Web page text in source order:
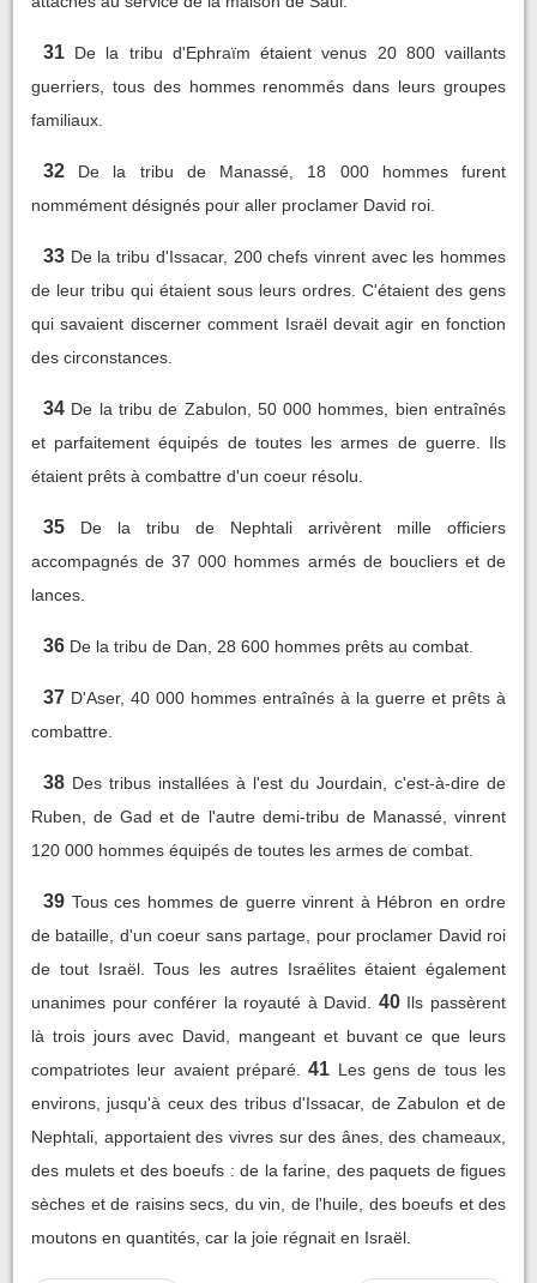
31 De la tribu d'Ephraïm étaient venus 20 800 vaillants
guerriers, tous des hommes renommés dans leurs groupes
familiaux.
32
De la tribu de Manassé, 18 000 hommes furent
nommément désignés pour aller proclamer David roi.
33 De la tribu d'Issacar, 200 chefs vinrent avec les hommes
de leur tribu qui étaient sous leurs ordres. C'étaient des gens
qui savaient discerner comment Israël devait agir en fonction
des circonstances.
34 De la tribu de Zabulon, 50 000 hommes, bien entraînés
et parfaitement équipés de toutes les armes de guerre. Ils
étaient prêts à combattre d'un coeur résolu.
35
De la tribu de Nephtali arrivèrent mille officiers
accompagnés de 37 000 hommes armés de boucliers et de
lances.
36 De la tribu de Dan, 28 600 hommes prêts au combat.
37 D'Aser, 40 000 hommes entraînés à la guerre et prêts à
combattre.
38 Des tribus installées à l'est du Jourdain, c'est-à-dire de
Ruben, de Gad et de l'autre demi-tribu de Manassé, vinrent
120 000 hommes équipés de toutes les armes de combat.
39 Tous ces hommes de guerre vinrent à Hébron en ordre
de bataille, d'un coeur sans partage, pour proclamer David roi
de tout Israël. Tous les autres Israélites étaient également
unanimes pour conférer la royauté à David.
40 Ils passèrent
là trois jours avec David, mangeant et buvant ce que leurs
compatriotes leur avaient préparé.
41 Les gens de tous les
environs, jusqu'à ceux des tribus d'Issacar, de Zabulon et de
Nephtali, apportaient des vivres sur des ânes, des chameaux,
des mulets et des boeufs : de la farine, des paquets de figues
sèches et de raisins secs, du vin, de l'huile, des boeufs et des
moutons en quantités, car la joie régnait en Israël.